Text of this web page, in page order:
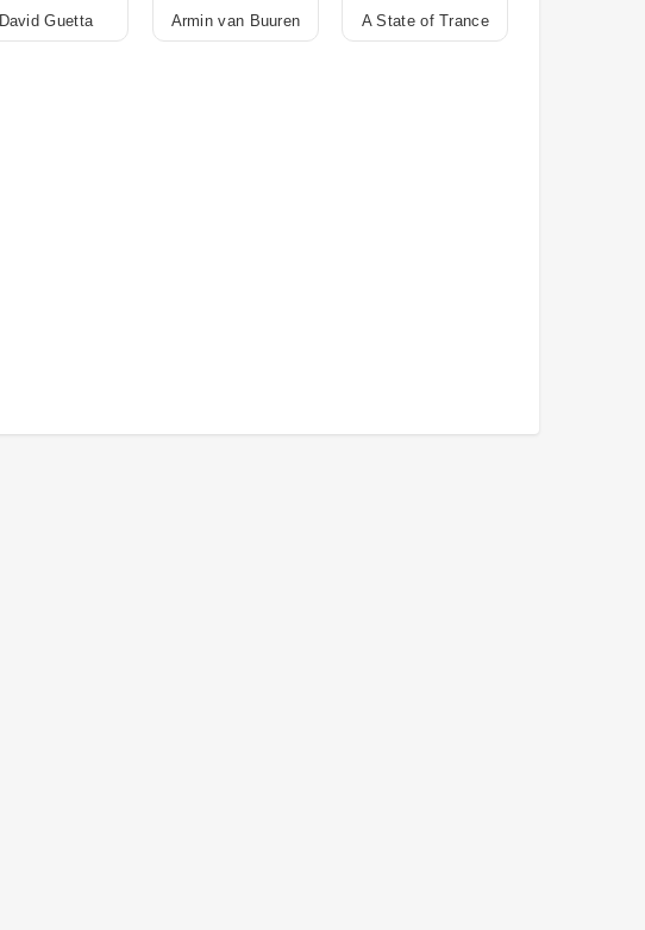
David Guetta Armin van Buuren A State of Trance